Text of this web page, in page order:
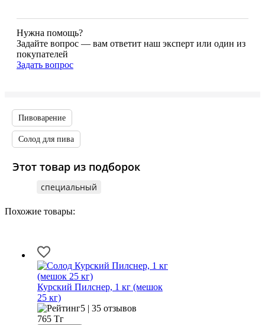
Нужна помощь?
Задайте вопрос — вам ответит наш эксперт или один из
покупателей
Задать вопрос
Пивоварение
Солод для пива
Этот товар из подборок
специальный
Похожие товары:
Курский Пилснер, 1 кг (мешок
25 кг)
5 | 35 отзывов
765 Тг